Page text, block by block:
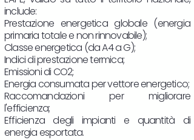
include:
Prestazione energetica globale (energia
primaria totale e non rinnovabile);
Classe energetica (da A4 a G);
Indici di prestazione termica;
Emissioni di CO2;
Energia consumata per vettore energetico;
Raccomandazioni per migliorare
l'efficienza;
Efficienza degli impianti e quantità di
energia esportata.